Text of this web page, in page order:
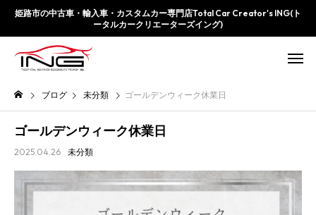
姫路市の中古車・輸入車・カスタムカー専門店Total Car Creator's ING(ト
ータルカークリエーターズイング)
ブログ 未分類 ゴールデンウィーク休業日
ゴールデンウィーク休業日
2025.04.26 未分類